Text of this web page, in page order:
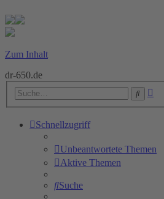
Zum Inhalt
dr-650.de
Suche
Schnellzugriff
Unbeantwortete Themen
Aktive Themen
Suche